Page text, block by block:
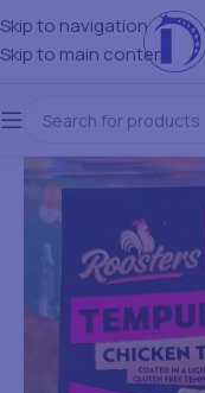
Skip to navigation
Skip to main content